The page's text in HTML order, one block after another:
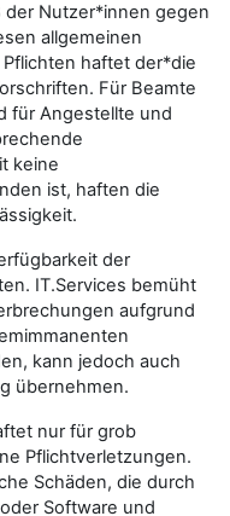
der Nutzer*innen gegen
allgemeinen
haftet der*die
Für Beamte
für Angestellte und
keine
ist, haften die
der
IT.Services bemüht
aufgrund
kann jedoch auch
übernehmen.
nur für grob
Pflichtverletzungen.
Schäden, die durch
Software und